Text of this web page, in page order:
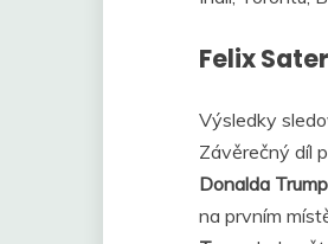
Felix
Výsledky
Závěrečný díl
Donalda
na prvním